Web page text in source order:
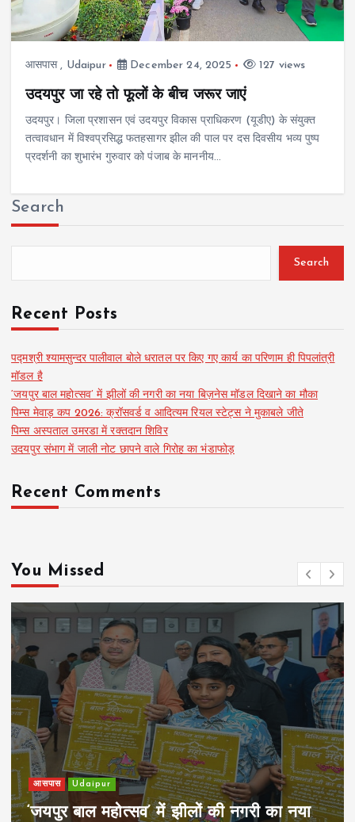
आसपास, Udaipur December 24, 2025 127 views
उदयपुर जा रहे तो फूलों के बीच जरूर जाएं
उदयपुर। जिला प्रशासन एवं उदयपुर विकास प्राधिकरण (यूडीए) के संयुक्त
तत्वावधान में विश्वप्रसिद्ध फतहसागर झील की पाल पर दस दिवसीय भव्य पुष्प
प्रदर्शनी का शुभारंभ गुरुवार को पंजाब के माननीय…
Search
Search
Recent Posts
पद्मश्री श्यामसुन्दर पालीवाल बोले धरातल पर किए गए कार्य का परिणाम ही पिपलांत्री
मॉडल है
‘जयपुर बाल महोत्सव’ में झीलों की नगरी का नया बिज़नेस मॉडल दिखाने का मौका
पिम्स मेवाड़ कप 2026: क्रॉसवर्ड व आदित्यम रियल स्टेट्स ने मुकाबले जीते
पिम्स अस्पताल उमरडा में रक्तदान शिविर
उदयपुर संभाग में जाली नोट छापने वाले गिरोह का भंडाफोड़
Recent Comments
You Missed
आसपास Udaipur
‘जयपुर बाल महोत्सव’ में झीलों की नगरी का नया